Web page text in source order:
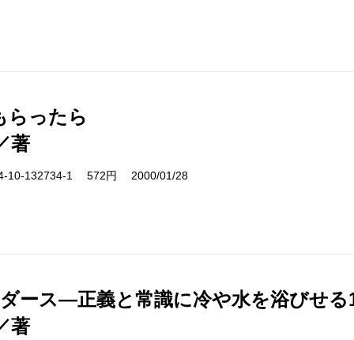
らったら
著
10-132734-1 572円 2000/01/28
ース―正義と常識に冷や水を浴びせ
著